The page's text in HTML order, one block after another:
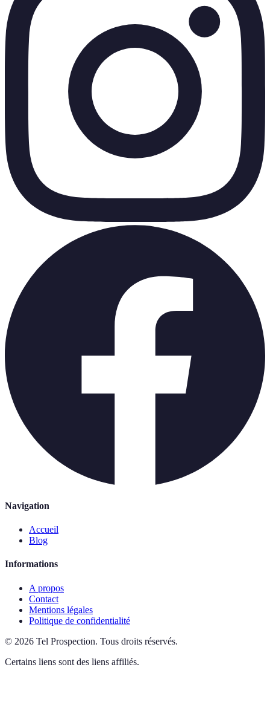
Navigation
Accueil
Blog
Informations
A propos
Contact
Mentions légales
Politique de confidentialité
© 2026 Tel Prospection. Tous droits réservés.
Certains liens sont des liens affiliés.